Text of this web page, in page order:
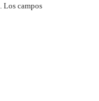
Los campos